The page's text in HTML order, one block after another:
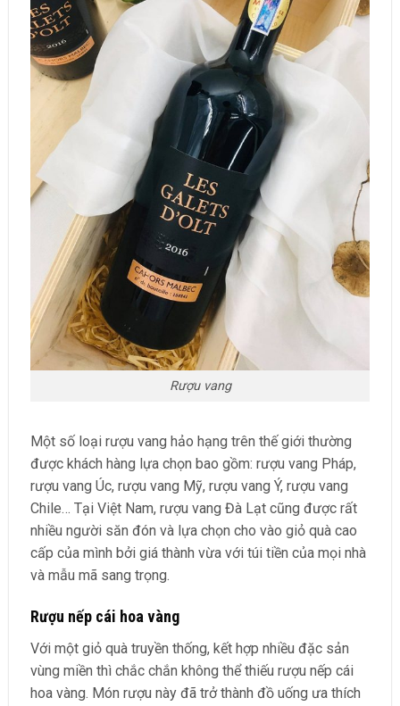
Rượu vang
Một số loại rượu vang hảo hạng trên thế giới thường
được khách hàng lựa chọn bao gồm: rượu vang Pháp,
rượu vang Úc, rượu vang Mỹ, rượu vang Ý, rượu vang
Chile… Tại Việt Nam, rượu vang Đà Lạt cũng được rất
nhiều người săn đón và lựa chọn cho vào giỏ quà cao
cấp của mình bởi giá thành vừa với túi tiền của mọi nhà
và mẫu mã sang trọng.
Rượu nếp cái hoa vàng
Với một giỏ quà truyền thống, kết hợp nhiều đặc sản
vùng miền thì chắc chắn không thể thiếu rượu nếp cái
hoa vàng. Món rượu này đã trở thành đồ uống ưa thích